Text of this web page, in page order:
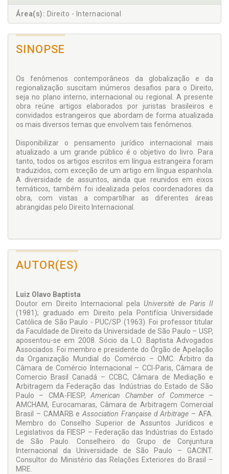
Área(s): Direito - Internacional
SINOPSE
Os fenômenos contemporâneos da globalização e da
regionalização suscitam inúmeros desafios para o Direito,
seja no plano interno, internacional ou regional. A presente
obra reúne artigos elaborados por juristas brasileiros e
convidados estrangeiros que abordam de forma atualizada
os mais diversos temas que envolvem tais fenômenos.
Disponibilizar o pensamento jurídico internacional mais
atualizado a um grande público é o objetivo do livro. Para
tanto, todos os artigos escritos em língua estrangeira foram
traduzidos, com exceção de um artigo em língua espanhola.
A diversidade de assuntos, ainda que reunidos em eixos
temáticos, também foi idealizada pelos coordenadores da
obra, com vistas a compartilhar as diferentes áreas
abrangidas pelo Direito Internacional.
AUTOR(ES)
Luiz Olavo Baptista
Doutor em Direito Internacional pelaUniversitè de Paris II
(1981); graduado em Direito pela Pontifícia Universidade
Católica de São Paulo - PUC/SP (1963). Foi professor titular
da Faculdade de Direito da Universidade de São Paulo – USP,
aposentou-se em 2008. Sócio da L.O. Baptista Advogados
Associados. Foi membro e presidente do Órgão de Apelação
da Organização Mundial do Comércio – OMC. Árbitro da
Câmara de Comércio Internacional – CCI-Paris, Câmara de
Comercio Brasil Canadá – CCBC, Câmara de Mediação e
Arbitragem da Federação das Indústrias do Estado de São
Paulo – CMA-FIESP,American Chamber of Commerce–
AMCHAM, Eurocamaras, Câmara de Arbitragem Comercial
Brasil – CAMARB eAssociation Française d Arbitrage – AFA.
Membro do Conselho Superior de Assuntos Jurídicos e
Legislativos da FIESP – Federação das Indústrias do Estado
de São Paulo. Conselheiro do Grupo de Conjuntura
Internacional da Universidade de São Paulo – GACINT.
Consultor do Ministério das Relações Exteriores do Brasil –
MRE.